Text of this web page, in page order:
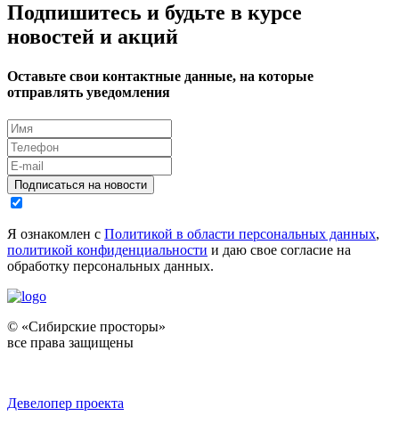
Подпишитесь и будьте в курсе
новостей и акций
Оставьте свои контактные данные, на которые
отправлять уведомления
Подписаться на новости
Я ознакомлен с Политикой в области персональных данных,
политикой конфиденциальности и даю свое согласие на
обработку персональных данных.
© «Сибирские просторы»
все права защищены
Девелопер проекта